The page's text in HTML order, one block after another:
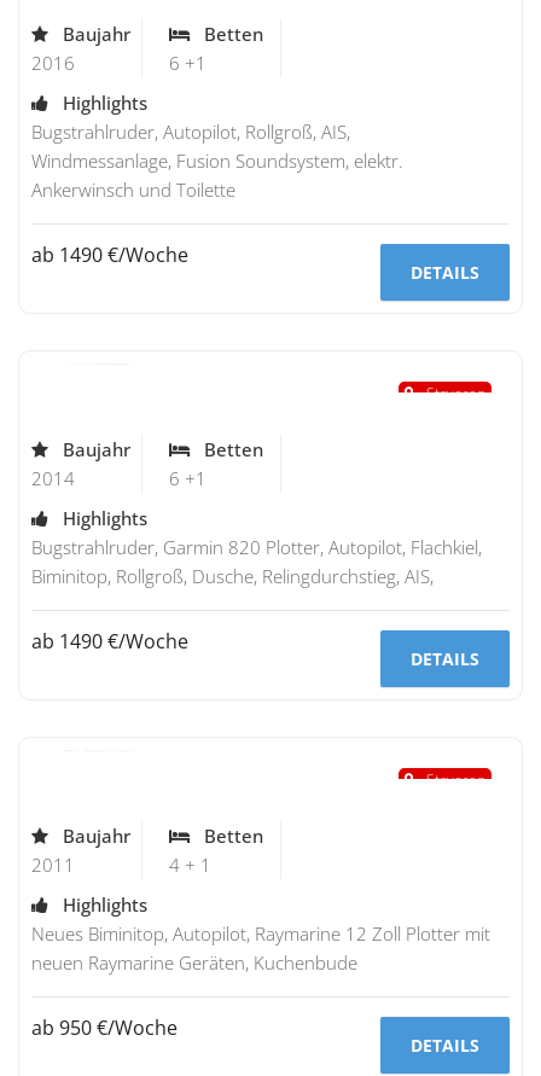
Baujahr
2016
Betten
6 +1
Highlights
Bugstrahlruder, Autopilot, Rollgroß, AIS,
Windmessanlage, Fusion Soundsystem, elektr.
Ankerwinsch und Toilette
DETAILS
ab 1490 €/Woche
Stavoren
Baujahr
2014
Betten
6 +1
Highlights
Bugstrahlruder, Garmin 820 Plotter, Autopilot, Flachkiel,
Biminitop, Rollgroß, Dusche, Relingdurchstieg, AIS,
DETAILS
ab 1490 €/Woche
Stavoren
Baujahr
2011
Betten
4 + 1
Highlights
Neues Biminitop, Autopilot, Raymarine 12 Zoll Plotter mit
neuen Raymarine Geräten, Kuchenbude
DETAILS
ab 950 €/Woche